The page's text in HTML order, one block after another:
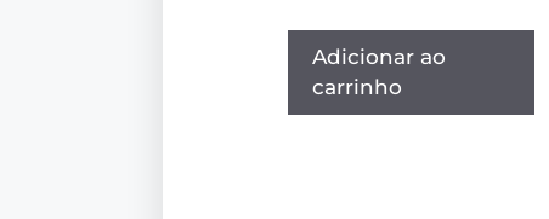
Adicionar ao
carrinho